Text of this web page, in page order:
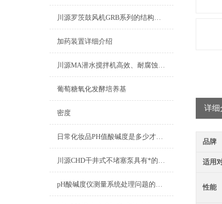
川源罗茨鼓风机GRB系列的结构特点及应用领域
加药装置详细介绍
川源MA潜水搅拌机高效、耐腐蚀的污水处理设备
葡萄糖氧化发酵培养基
密度
日常化妆品PH值酸碱度是多少才能放心使用一览表
川源CHD干井式不堵塞泵具有*的自清洁能力
pH酸碱度仪测量系统处理问题的常用方案方法
详细
品牌
适用
性能